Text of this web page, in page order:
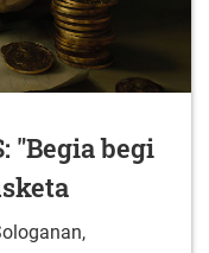
"Begia begi